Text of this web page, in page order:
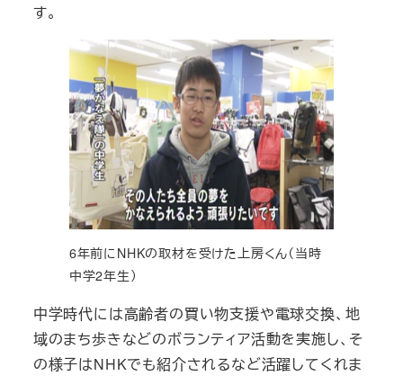
す。
6年前にNHKの取材を受けた上房くん（当時
中学2年生）
中学時代には高齢者の買い物支援や電球交換、地
域のまち歩きなどのボランティア活動を実施し、そ
の様子はNHKでも紹介されるなど活躍してくれま